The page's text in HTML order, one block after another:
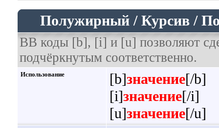
Полужирный / Курсив /
BB коды [b], [i] и [u] позволяют
подчёркнутым соответственно.
Использование [b]значение[/b]
[i]значение[/i]
[u]значение[/u]